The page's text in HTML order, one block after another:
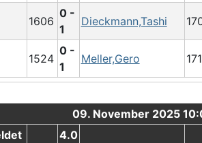
1606
0 -
1
Dieckmann,Tashi
1524
0 -
1
Meller,Gero
09. November 2025
4.0